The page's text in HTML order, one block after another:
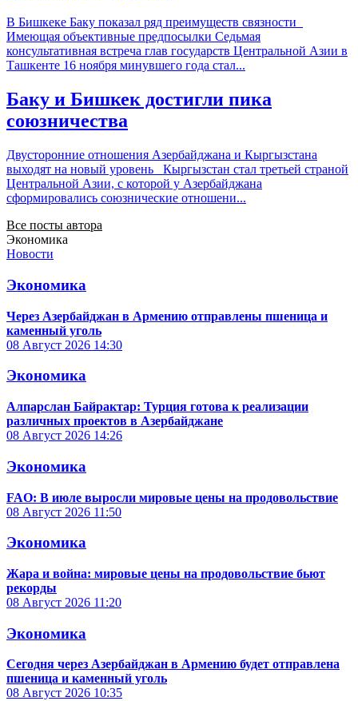
В Бишкеке Баку показал ряд преимуществ связности
Имеющая объективные предпосылки Седьмая
консультативная встреча глав государств Центральной Азии в
Ташкенте 16 ноября минувшего года стал...
Баку и Бишкек достигли пика
союзничества
Двусторонние отношения Азербайджана и Кыргызстана
выходят на новый уровень Кыргызстан стал третьей страной
Центральной Азии, с которой у Азербайджана
сформировались союзнические отношени...
Все посты автора
Экономика
Новости
Экономика
Через Азербайджан в Армению отправлены пшеница и
каменный уголь
08 Август 2026 14:30
Экономика
Алпарслан Байрактар: Турция готова к реализации
различных проектов в Азербайджане
08 Август 2026 14:26
Экономика
FAO: В июле выросли мировые цены на продовольствие
08 Август 2026 11:50
Экономика
Жара и война: мировые цены на продовольствие бьют
рекорды
08 Август 2026 11:20
Экономика
Сегодня через Азербайджан в Армению будет отправлена
пшеница и каменный уголь
08 Август 2026 10:35